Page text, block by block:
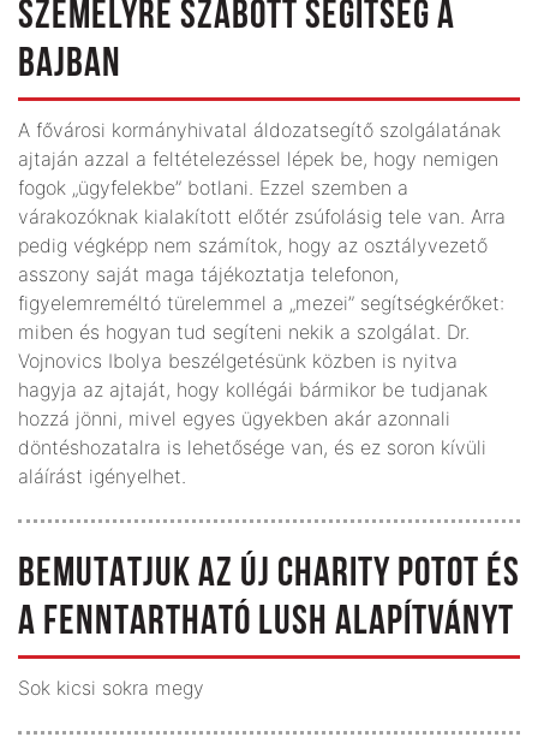
SZEMÉLYRE SZABOTT SEGÍTSÉG A
BAJBAN
A fővárosi kormányhivatal áldozatsegítő szolgálatának
ajtaján azzal a feltételezéssel lépek be, hogy nemigen
fogok „ügyfelekbe” botlani. Ezzel szemben a
várakozóknak kialakított előtér zsúfolásig tele van. Arra
pedig végképp nem számítok, hogy az osztályvezető
asszony saját maga tájékoztatja telefonon,
figyelemreméltó türelemmel a „mezei” segítségkérőket:
miben és hogyan tud segíteni nekik a szolgálat. Dr.
Vojnovics Ibolya beszélgetésünk közben is nyitva
hagyja az ajtaját, hogy kollégái bármikor be tudjanak
hozzá jönni, mivel egyes ügyekben akár azonnali
döntéshozatalra is lehetősége van, és ez soron kívüli
aláírást igényelhet.
BEMUTATJUK AZ ÚJ CHARITY POTOT ÉS
A FENNTARTHATÓ LUSH ALAPÍTVÁNYT
Sok kicsi sokra megy